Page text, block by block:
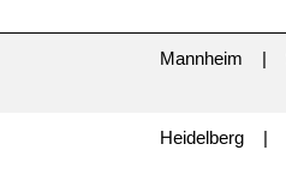
Mannheim
Heidelberg